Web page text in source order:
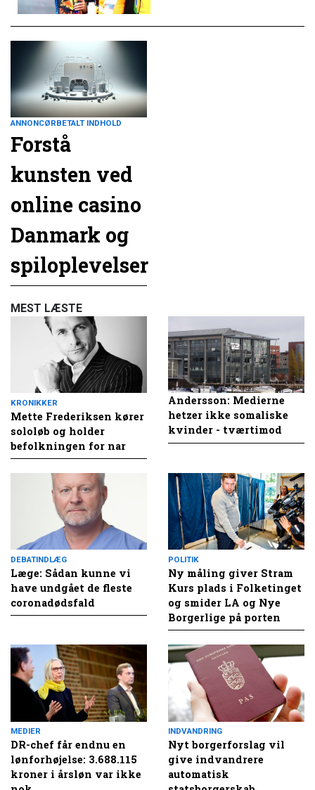
ANNONCØRBETALT INDHOLD
Forstå
kunsten ved
online casino
Danmark og
spiloplevelser
MEST LÆSTE
KRONIKKER
Mette Frederiksen kører
sololøb og holder
befolkningen for nar
Andersson: Medierne
hetzer ikke somaliske
kvinder - tværtimod
DEBATINDLÆG
Læge: Sådan kunne vi
have undgået de fleste
coronadødsfald
POLITIK
Ny måling giver Stram
Kurs plads i Folketinget
og smider LA og Nye
Borgerlige på porten
MEDIER
DR-chef får endnu en
lønforhøjelse: 3.688.115
kroner i årsløn var ikke
INDVANDRING
Nyt borgerforslag vil
give indvandrere
automatisk